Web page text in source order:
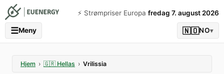
⚡️ Strømpriser Europa fredag 7. august 2026
☰Meny 🇳🇴NO▾
Hjem › 🇬🇷 Hellas › Vrilissia